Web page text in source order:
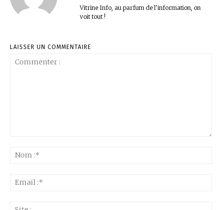
Vitrine Info, au parfum de l'information, on
voit tout !
LAISSER UN COMMENTAIRE